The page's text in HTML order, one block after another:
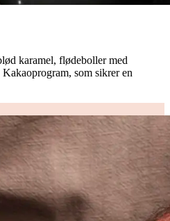
karamel, flødeboller med
som sikrer en